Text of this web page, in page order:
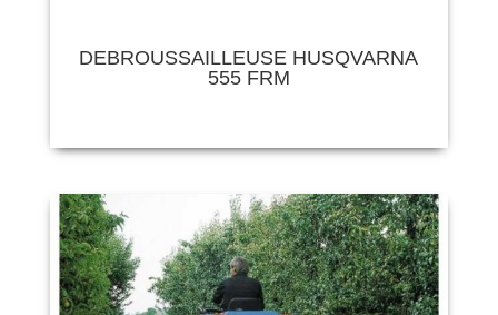
DEBROUSSAILLEUSE HUSQVARNA
555 FRM